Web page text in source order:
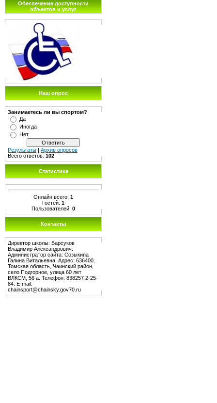
Обеспечение доступности
объектов и услуг
Наш опрос
Занимаетесь ли вы спортом?
Да
Иногда
Нет
Результаты | Архив опросов
Всего ответов: 102
Статистика
Онлайн всего: 1
Гостей: 1
Пользователей: 0
Контакты
Директор школы: Барсуков
Владимир Александрович.
Администратор сайта: Созыкина
Галина Витальевна. Адрес: 636400,
Томская область, Чаинский район,
село Подгорное, улица 60 лет
ВЛКСМ, 56 а. Телефон: 838257 2-25-
84. E-mail:
chainsport@chainsky.gov70.ru